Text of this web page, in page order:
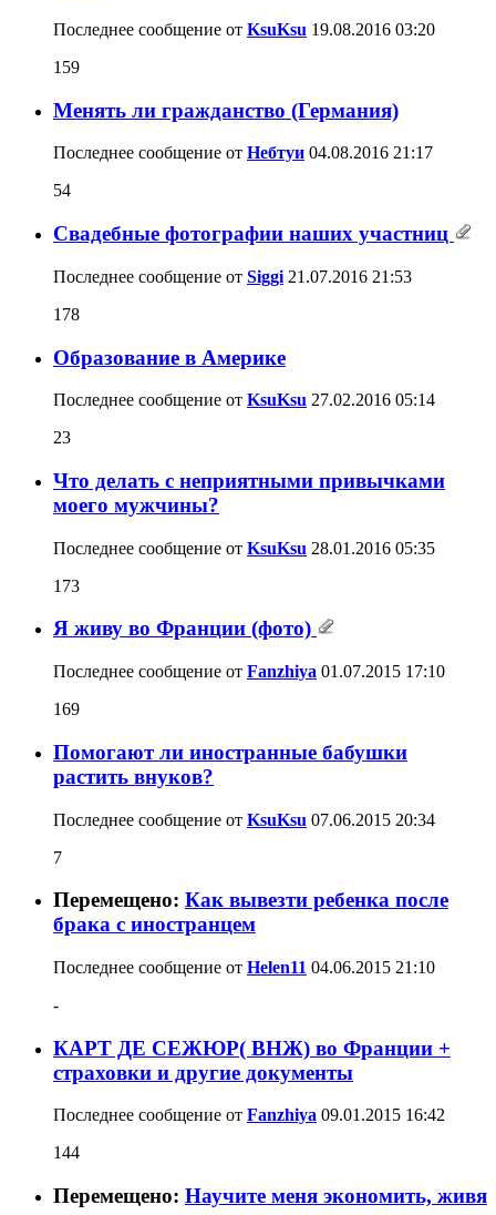
Последнее сообщение от KsuKsu 19.08.2016 03:20
159
Менять ли гражданство (Германия)
Последнее сообщение от Небтуи 04.08.2016 21:17
54
Свадебные фотографии наших участниц
Последнее сообщение от Siggi 21.07.2016 21:53
178
Образование в Америке
Последнее сообщение от KsuKsu 27.02.2016 05:14
23
Что делать с неприятными привычками
моего мужчины?
Последнее сообщение от KsuKsu 28.01.2016 05:35
173
Я живу во Франции (фото)
Последнее сообщение от Fanzhiya 01.07.2015 17:10
169
Помогают ли иностранные бабушки
растить внуков?
Последнее сообщение от KsuKsu 07.06.2015 20:34
7
Перемещено: Как вывезти ребенка после
брака с иностранцем
Последнее сообщение от Helen11 04.06.2015 21:10
-
КАРТ ДЕ СЕЖЮР( ВНЖ) во Франции +
страховки и другие документы
Последнее сообщение от Fanzhiya 09.01.2015 16:42
144
Перемещено: Научите меня экономить, живя